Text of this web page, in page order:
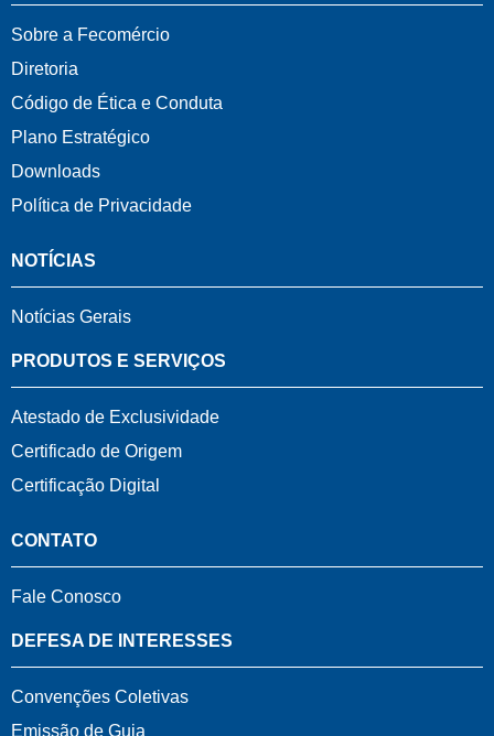
Sobre a Fecomércio
Diretoria
Código de Ética e Conduta
Plano Estratégico
Downloads
Política de Privacidade
NOTÍCIAS
Notícias Gerais
PRODUTOS E SERVIÇOS
Atestado de Exclusividade
Certificado de Origem
Certificação Digital
CONTATO
Fale Conosco
DEFESA DE INTERESSES
Convenções Coletivas
Emissão de Guia